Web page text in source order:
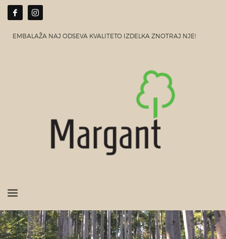
EMBALAŽA NAJ ODSEVA KVALITETO IZDELKA ZNOTRAJ NJE!